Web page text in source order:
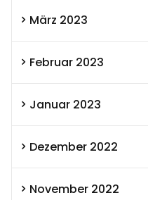
März 2023
Februar 2023
Januar 2023
Dezember 2022
November 2022